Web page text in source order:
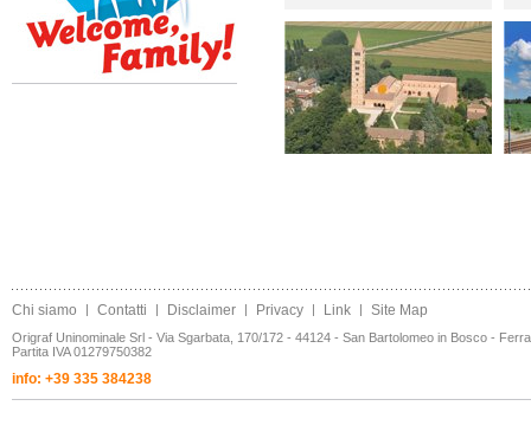
Chi siamo | Contatti | Disclaimer | Privacy | Link | Site Map
Origraf Uninominale Srl - Via Sgarbata, 170/172 - 44124 - San Bartolomeo in Bosco -
Partita IVA 01279750382
info: +39 335 384238